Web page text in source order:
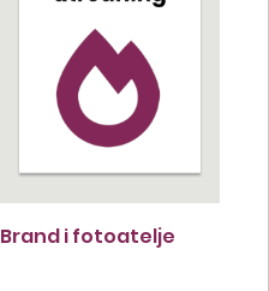
Brand i fotoatelje